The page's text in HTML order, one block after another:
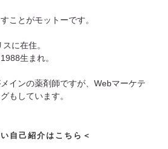
ことがモットーです。
に在住。
生まれ。
インの薬剤師ですが、Webマーケテ
もしています。
自己紹介はこちら＜